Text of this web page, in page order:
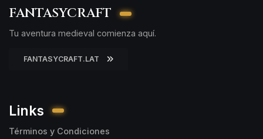
FANTASYCRAFT
Tu aventura medieval comienza aquí.
FANTASYCRAFT.LAT
Links
Términos y Condiciones